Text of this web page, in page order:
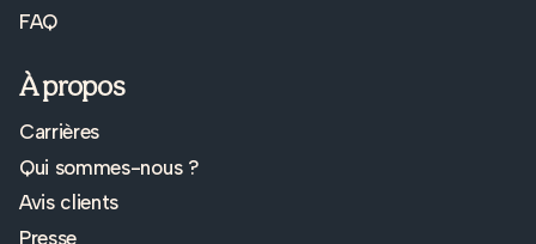
FAQ
À propos
Carrières
Qui sommes-nous ?
Avis clients
Presse